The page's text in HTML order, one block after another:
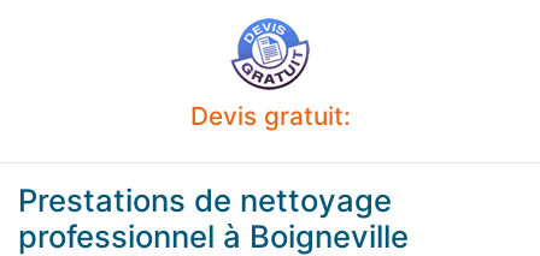
Devis gratuit:
Prestations de nettoyage
professionnel à Boigneville